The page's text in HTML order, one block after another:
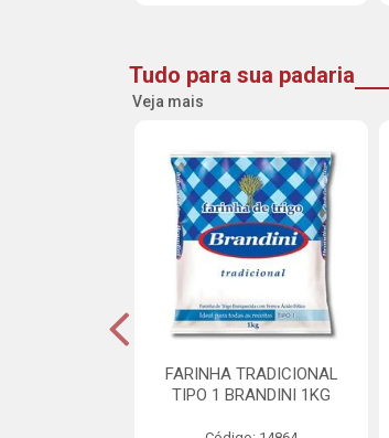
Tudo para sua padaria
Veja mais
FARINHA TRADICIONAL
TIPO 1 BRANDINI 1KG